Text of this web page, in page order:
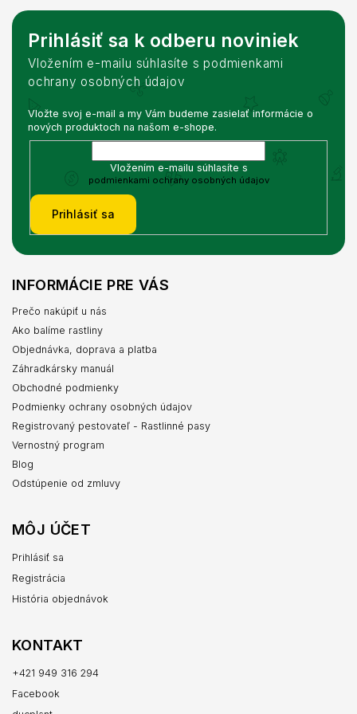
Prihlásiť sa k odberu noviniek
Vložením e-mailu súhlasíte s podmienkami
ochrany osobných údajov
Vložte svoj e-mail a my Vám budeme zasielať informácie o
nových produktoch na našom e-shope.
Vložením e-mailu súhlasíte s
podmienkami ochrany osobných údajov
Prihlásiť sa
INFORMÁCIE PRE VÁS
Prečo nakúpiť u nás
Ako balíme rastliny
Objednávka, doprava a platba
Záhradkársky manuál
Obchodné podmienky
Podmienky ochrany osobných údajov
Registrovaný pestovateľ - Rastlinné pasy
Vernostný program
Blog
Odstúpenie od zmluvy
MÔJ ÚČET
Prihlásiť sa
Registrácia
História objednávok
KONTAKT
+421 949 316 294
Facebook